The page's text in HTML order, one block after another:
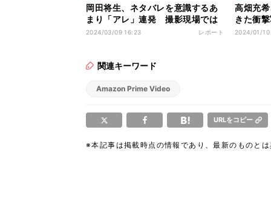
岡田将生、ネタバレを意識するあ
まり「アレ」連発 撮影現場では
「“悪悪”全開」
2024/03/09 16:23 レポート
高畑充
きた衝
しそう
2024/01/
関連キーワード
Amazon Prime Video
URLをコピー
※本記事は掲載時点の情報であり、最新のものと